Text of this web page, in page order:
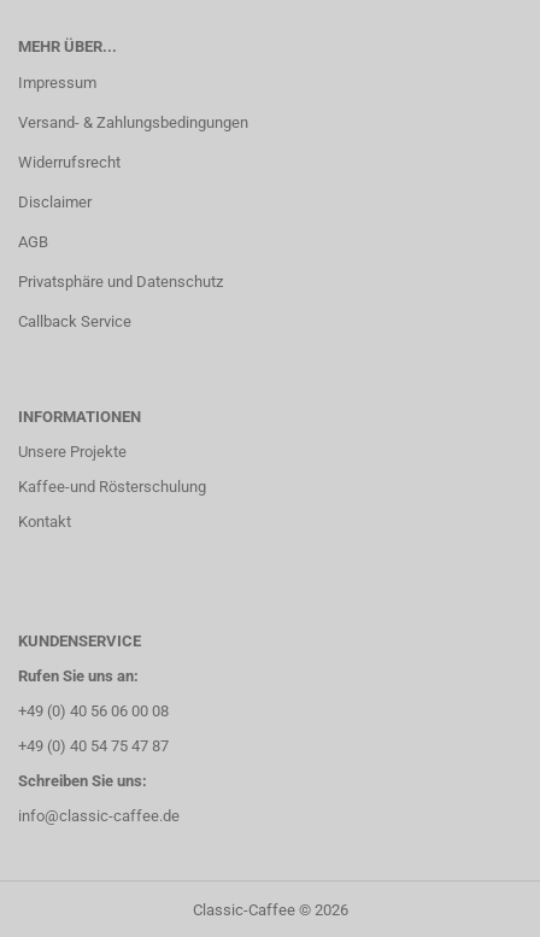
MEHR ÜBER...
Impressum
Versand- & Zahlungsbedingungen
Widerrufsrecht
Disclaimer
AGB
Privatsphäre und Datenschutz
Callback Service
INFORMATIONEN
Unsere Projekte
Kaffee-und Rösterschulung
Kontakt
KUNDENSERVICE
Rufen Sie uns an:
+49 (0) 40 56 06 00 08
+49 (0) 40 54 75 47 87
Schreiben Sie uns:
info@classic-caffee.de
Classic-Caffee © 2026